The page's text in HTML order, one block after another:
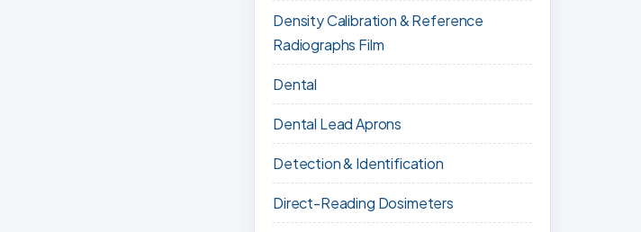
Density Calibration & Reference
Radiographs Film
Dental
Dental Lead Aprons
Detection & Identification
Direct-Reading Dosimeters